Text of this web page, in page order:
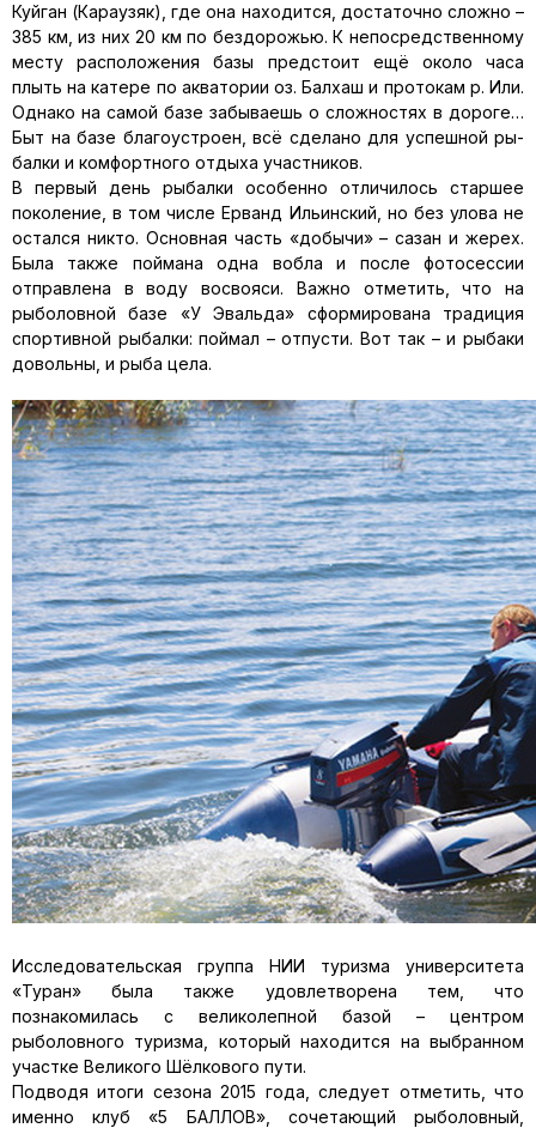
Куйган (Ка­раузяк), где она находится, достаточно сложно –
385 км, из них 20 км по бездорожью. К непосредственному
месту расположения базы предстоит ещё около часа
плыть на катере по акватории оз. Балхаш и протокам р. Или.
Однако на самой базе забываешь о сложностях в дороге…
Быт на базе благоустроен, всё сделано для успешной ры­
балки и комфортного отдыха участников.
В первый день рыбалки особенно отличилось старшее
поколение, в том числе Ерванд Ильинский, но без улова не
остался никто. Ос­новная часть «добычи» – сазан и жерех.
Была также поймана одна вобла и после фотосессии
отправлена в воду восвояси. Важно отме­тить, что на
рыболовной базе «У Эвальда» сформирована традиция
спортивной рыбалки: поймал – отпусти. Вот так – и рыбаки
довольны, и рыба цела.
Исследовательская группа НИИ туризма университета
«Туран» была также удовлетворена тем, что
познакомилась с великолепной базой – центром
рыболовного туризма, который находится на вы­бранном
участке Великого Шёлкового пути.
Подводя итоги сезона 2015 года, следует отметить, что
именно клуб «5 БАЛЛОВ», сочетающий рыболовный,